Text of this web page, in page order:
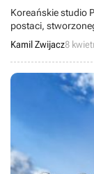
Koreańskie studio
postaci,
niemu będziemy
udostępnione
części ciała.
Kamil Zwijacz8